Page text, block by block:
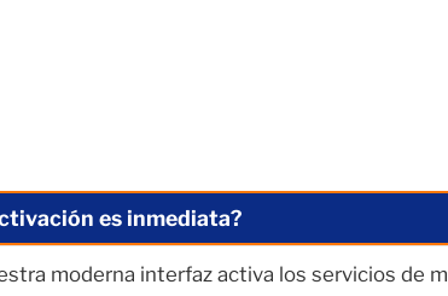
es inmediata?
moderna interfaz activa los servicios de